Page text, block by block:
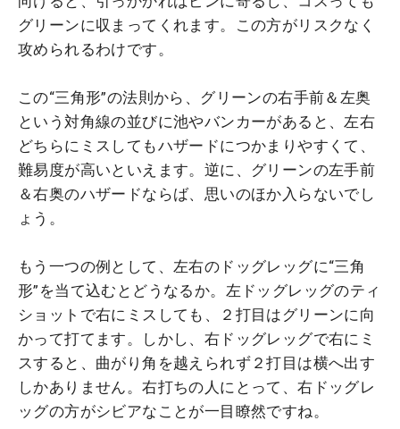
グリーンに収まってくれます。この方がリスクなく
攻められるわけです。
この“三角形”の法則から、グリーンの右手前＆左奥
という対角線の並びに池やバンカーがあると、左右
どちらにミスしてもハザードにつかまりやすくて、
難易度が高いといえます。逆に、グリーンの左手前
＆右奥のハザードならば、思いのほか入らないでし
ょう。
もう一つの例として、左右のドッグレッグに“三角
形”を当て込むとどうなるか。左ドッグレッグのティ
ショットで右にミスしても、２打目はグリーンに向
かって打てます。しかし、右ドッグレッグで右にミ
スすると、曲がり角を越えられず２打目は横へ出す
しかありません。右打ちの人にとって、右ドッグレ
ッグの方がシビアなことが一目瞭然ですね。